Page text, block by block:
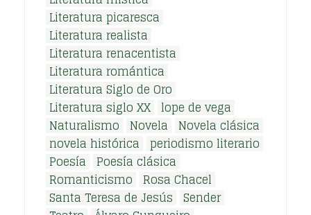
Literatura picaresca
Literatura realista
Literatura renacentista
Literatura romántica
Literatura Siglo de Oro
Literatura siglo XX lope de vega
Naturalismo
Novela
Novela clásica
novela histórica periodismo literario
Poesía
Poesía clásica
Romanticismo
Rosa Chacel
Santa Teresa de Jesús Sender